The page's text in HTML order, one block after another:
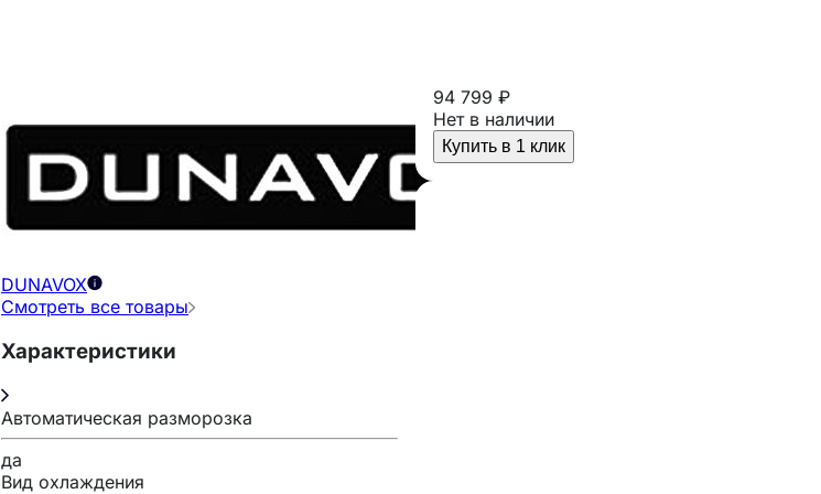
DUNAVOX
Смотреть все товары
Характеристики
Автоматическая разморозка
да
Вид охлаждения
94 799 ₽
Нет в наличии
Купить в 1 клик